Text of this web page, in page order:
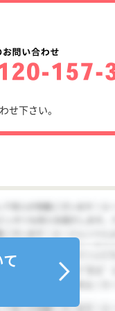
せ下さい。